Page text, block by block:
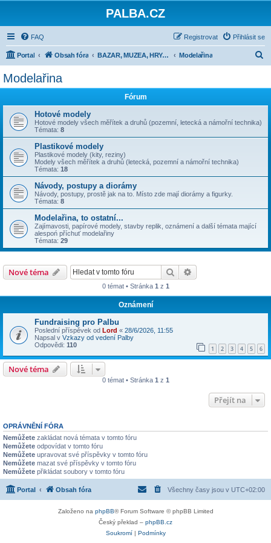
PALBA.CZ
FAQ Přihlásit se
Registrovat
Portal Obsah fóra BAZAR, MUZEA, HRY, MODELAŘINA Modelařina
Modelařina
Fórum
Hotové modely
Hotové modely všech měřítek a druhů (pozemní, letecká a námořní technika)
Témata: 8
Plastikové modely
Plastikové modely (kity, reziny)
Modely všech měřítek a druhů (letecká, pozemní a námořní technika)
Témata: 18
Návody, postupy a diorámy
Návody, postupy, prostě jak na to. Místo zde mají diorámy a figurky.
Témata: 8
Modelařina, to ostatní...
Zajímavosti, papírové modely, stavby replik, oznámení a další témata mající
alespoń příchuť modelařiny
Témata: 29
Nové téma Hledat
0 témat • Stránka 1 z 1
Oznámení
Fundraising pro Palbu
Poslední příspěvek od Lord « 28/6/2026, 11:55
Napsal v Vzkazy od vedení Palby
Odpovědi: 110 1 2 3 4 5 6
Nové téma
0 témat • Stránka 1 z 1
Přejít na
OPRÁVNĚNÍ FÓRA
Nemůžete zakládat nová témata v tomto fóru
Nemůžete odpovídat v tomto fóru
Nemůžete upravovat své příspěvky v tomto fóru
Nemůžete mazat své příspěvky v tomto fóru
Nemůžete přikládat soubory v tomto fóru
Portal Obsah fóra Všechny časy jsou v UTC+02:00
Založeno na phpBB® Forum Software © phpBB Limited
Český překlad – phpBB.cz
Soukromí| Podmínky